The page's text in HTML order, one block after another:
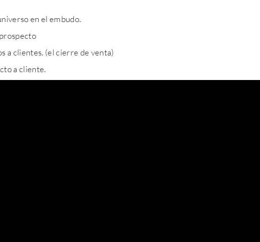
en el embudo.
a clientes. (el cierre de venta)
a cliente.